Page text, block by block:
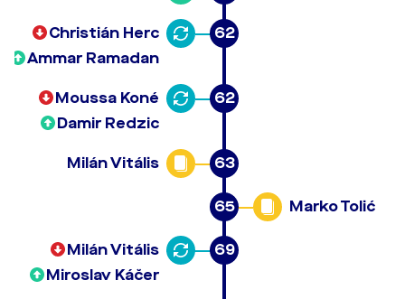
62
Christián Herc
Ammar Ramadan
62
Moussa Koné
Damir Redzic
63
Milán Vitális
65 Marko Tolić
69
Milán Vitális
Miroslav Káčer